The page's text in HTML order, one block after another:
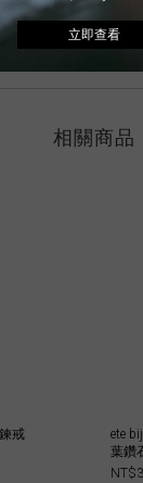
參閱 尺寸指南。
相關商品
戒
ete
葉鑽